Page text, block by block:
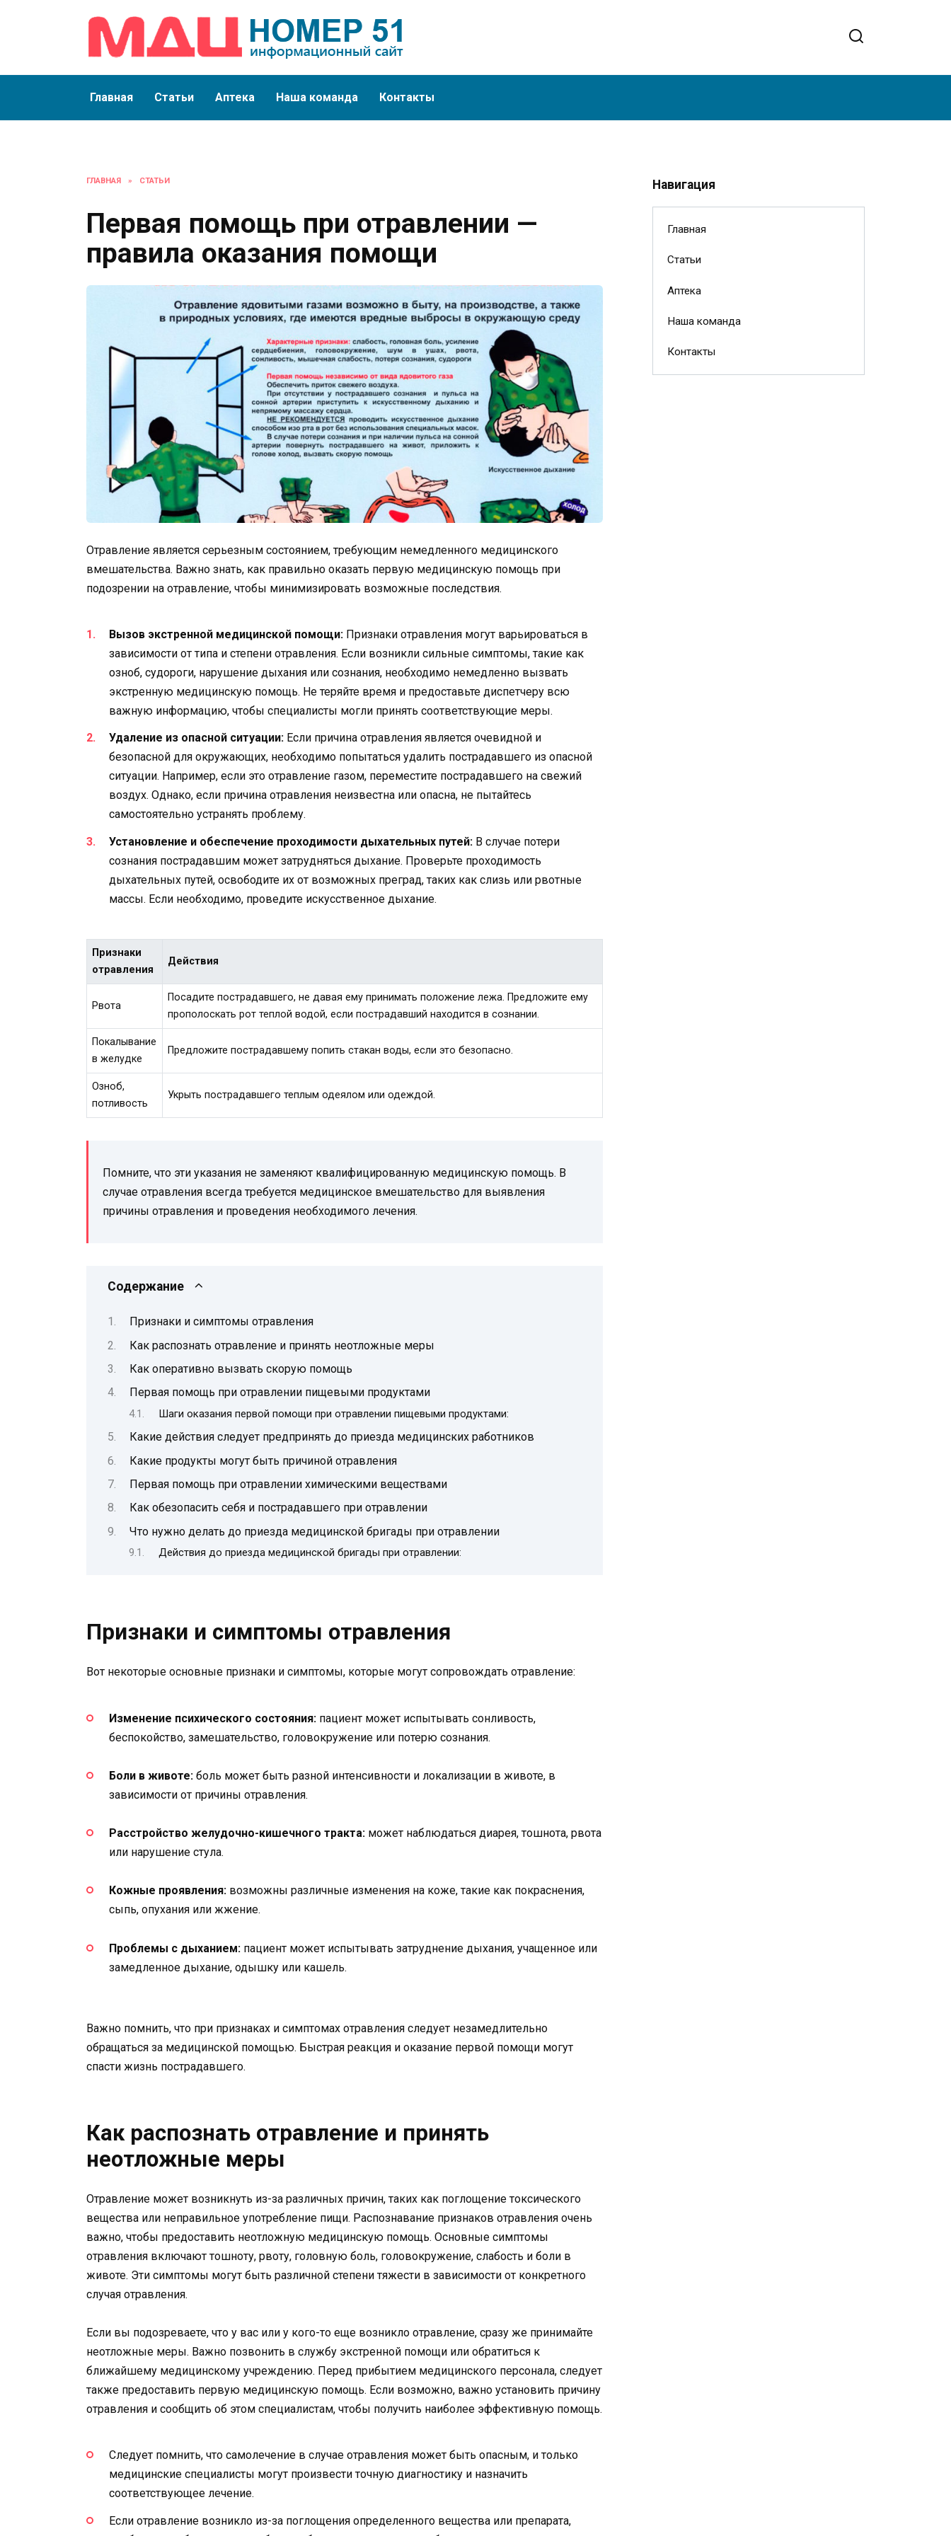
Главная Статьи Аптека Наша команда Контакты
ГЛАВНАЯ » СТАТЬИ
Первая помощь при отравлении —
правила оказания помощи
Отравление является серьезным состоянием, требующим немедленного медицинского
вмешательства. Важно знать, как правильно оказать первую медицинскую помощь при
подозрении на отравление, чтобы минимизировать возможные последствия.
Вызов экстренной медицинской помощи: Признаки отравления могут варьироваться в
зависимости от типа и степени отравления. Если возникли сильные симптомы, такие как
озноб, судороги, нарушение дыхания или сознания, необходимо немедленно вызвать
экстренную медицинскую помощь. Не теряйте время и предоставьте диспетчеру всю
важную информацию, чтобы специалисты могли принять соответствующие меры.
Удаление из опасной ситуации: Если причина отравления является очевидной и
безопасной для окружающих, необходимо попытаться удалить пострадавшего из опасной
ситуации. Например, если это отравление газом, переместите пострадавшего на свежий
воздух. Однако, если причина отравления неизвестна или опасна, не пытайтесь
самостоятельно устранять проблему.
Установление и обеспечение проходимости дыхательных путей: В случае потери
сознания пострадавшим может затрудняться дыхание. Проверьте проходимость
дыхательных путей, освободите их от возможных преград, таких как слизь или рвотные
массы. Если необходимо, проведите искусственное дыхание.
Признаки
отравления
Действия
Рвота
Посадите пострадавшего, не давая ему принимать положение лежа. Предложите ему
прополоскать рот теплой водой, если пострадавший находится в сознании.
Покалывание
в желудке
Предложите пострадавшему попить стакан воды, если это безопасно.
Озноб,
потливость
Укрыть пострадавшего теплым одеялом или одеждой.
Помните, что эти указания не заменяют квалифицированную медицинскую помощь. В
случае отравления всегда требуется медицинское вмешательство для выявления
причины отравления и проведения необходимого лечения.
Содержание
Признаки и симптомы отравления
Как распознать отравление и принять неотложные меры
Как оперативно вызвать скорую помощь
Первая помощь при отравлении пищевыми продуктами
Шаги оказания первой помощи при отравлении пищевыми продуктами:
Какие действия следует предпринять до приезда медицинских работников
Какие продукты могут быть причиной отравления
Первая помощь при отравлении химическими веществами
Как обезопасить себя и пострадавшего при отравлении
Что нужно делать до приезда медицинской бригады при отравлении
Действия до приезда медицинской бригады при отравлении:
Признаки и симптомы отравления
Вот некоторые основные признаки и симптомы, которые могут сопровождать отравление:
Изменение психического состояния: пациент может испытывать сонливость,
беспокойство, замешательство, головокружение или потерю сознания.
Боли в животе: боль может быть разной интенсивности и локализации в животе, в
зависимости от причины отравления.
Расстройство желудочно-кишечного тракта: может наблюдаться диарея, тошнота, рвота
или нарушение стула.
Кожные проявления: возможны различные изменения на коже, такие как покраснения,
сыпь, опухания или жжение.
Проблемы с дыханием: пациент может испытывать затруднение дыхания, учащенное или
замедленное дыхание, одышку или кашель.
Важно помнить, что при признаках и симптомах отравления следует незамедлительно
обращаться за медицинской помощью. Быстрая реакция и оказание первой помощи могут
спасти жизнь пострадавшего.
Как распознать отравление и принять
неотложные меры
Отравление может возникнуть из-за различных причин, таких как поглощение токсического
вещества или неправильное употребление пищи. Распознавание признаков отравления очень
важно, чтобы предоставить неотложную медицинскую помощь. Основные симптомы
отравления включают тошноту, рвоту, головную боль, головокружение, слабость и боли в
животе. Эти симптомы могут быть различной степени тяжести в зависимости от конкретного
случая отравления.
Если вы подозреваете, что у вас или у кого-то еще возникло отравление, сразу же принимайте
неотложные меры. Важно позвонить в службу экстренной помощи или обратиться к
ближайшему медицинскому учреждению. Перед прибытием медицинского персонала, следует
также предоставить первую медицинскую помощь. Если возможно, важно установить причину
отравления и сообщить об этом специалистам, чтобы получить наиболее эффективную помощь.
Следует помнить, что самолечение в случае отравления может быть опасным, и только
медицинские специалисты могут произвести точную диагностику и назначить
соответствующее лечение.
Если отравление возникло из-за поглощения определенного вещества или препарата,
Навигация
Главная
Статьи
Аптека
Наша команда
Контакты